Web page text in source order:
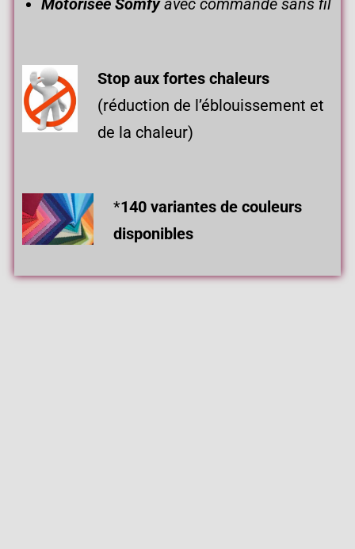
Motorisée Somfyavec commande sans fil
Stop aux fortes chaleurs
(réduction de l’éblouissement et
de la chaleur)
*140 variantes de couleurs
disponibles